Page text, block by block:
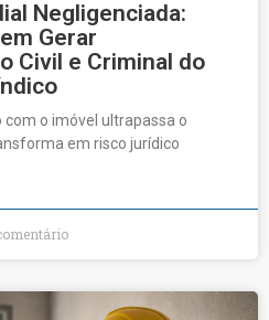
Negligenciada:
Gerar
Civil e Criminal do
o imóvel ultrapassa o
em risco jurídico